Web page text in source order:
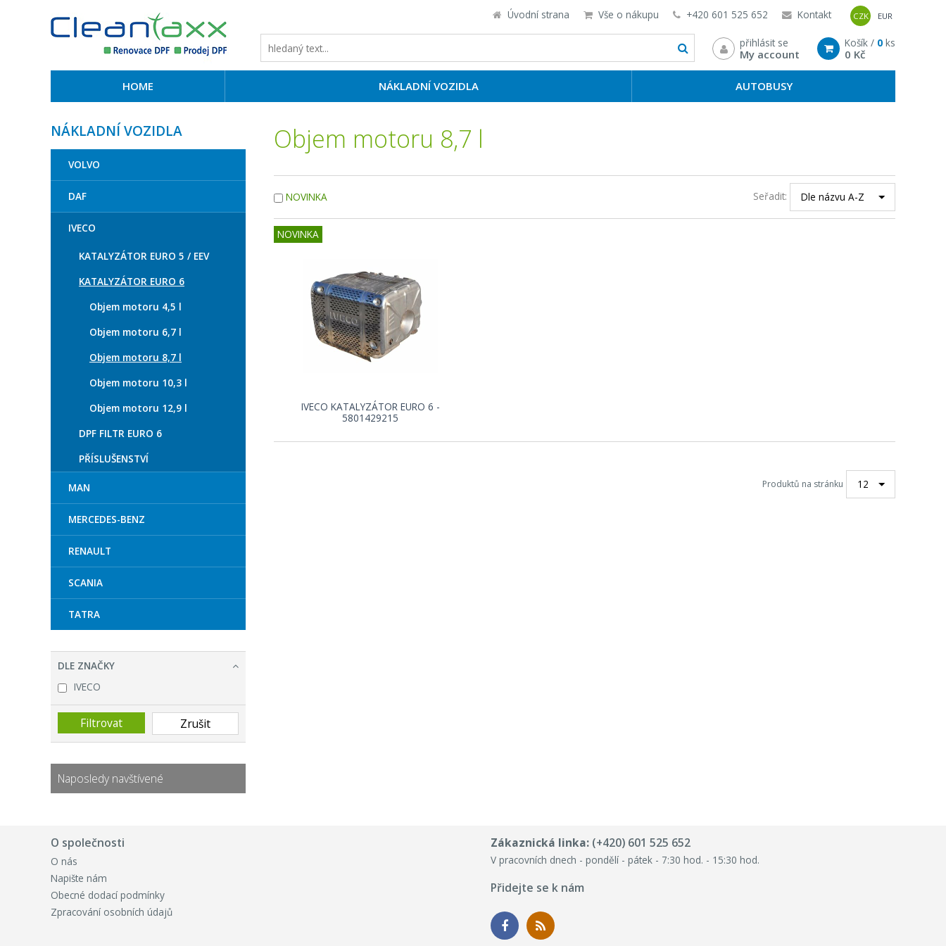
CZK EUR
Úvodní strana Vše o nákupu +420 601 525 652 Kontakt
přihlásit se
My account
Košík / 0 ks
0 Kč
HOME NÁKLADNÍ VOZIDLA AUTOBUSY
Objem motoru 8,7 l
NOVINKA Seřadit: Dle názvu A-Z
NOVINKA
IVECO KATALYZÁTOR EURO 6 -
5801429215
Produktů na stránku 12
NÁKLADNÍ VOZIDLA
VOLVO
DAF
IVECO
KATALYZÁTOR EURO 5 / EEV
KATALYZÁTOR EURO 6
Objem motoru 4,5 l
Objem motoru 6,7 l
Objem motoru 8,7 l
Objem motoru 10,3 l
Objem motoru 12,9 l
DPF FILTR EURO 6
PŘÍSLUŠENSTVÍ
MAN
MERCEDES-BENZ
RENAULT
SCANIA
TATRA
DLE ZNAČKY
IVECO
Naposledy navštívené
O společnosti
O nás
Napište nám
Obecné dodací podmínky
Zpracování osobních údajů
Zákaznická linka: (+420) 601 525 652
V pracovních dnech - pondělí - pátek - 7:30 hod. - 15:30 hod.
Přidejte se k nám